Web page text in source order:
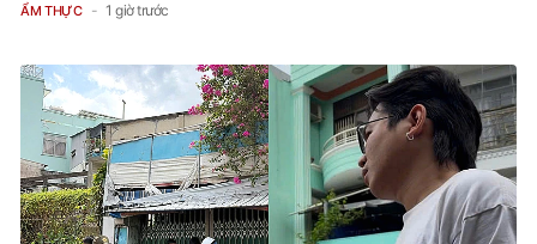
ẨM THỰC 1 giờ trước